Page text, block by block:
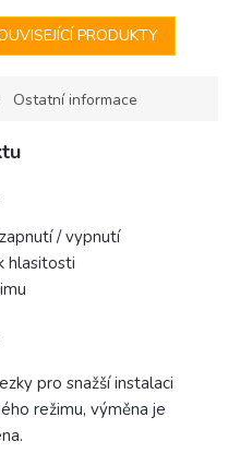
rukojeti...
PRODUKTY
Ostatní informace
/ vypnutí
hlasitosti
pro snažší instalaci
režimu, výměna je